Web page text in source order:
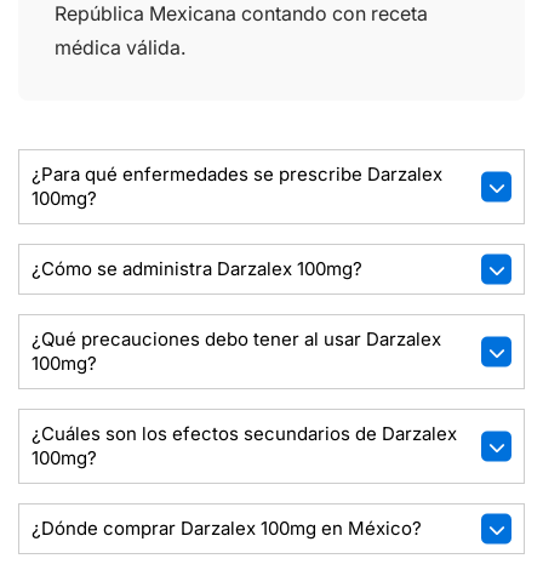
República Mexicana contando con receta
médica válida.
¿Para qué enfermedades se prescribe Darzalex
100mg?
¿Cómo se administra Darzalex 100mg?
¿Qué precauciones debo tener al usar Darzalex
100mg?
¿Cuáles son los efectos secundarios de Darzalex
100mg?
¿Dónde comprar Darzalex 100mg en México?